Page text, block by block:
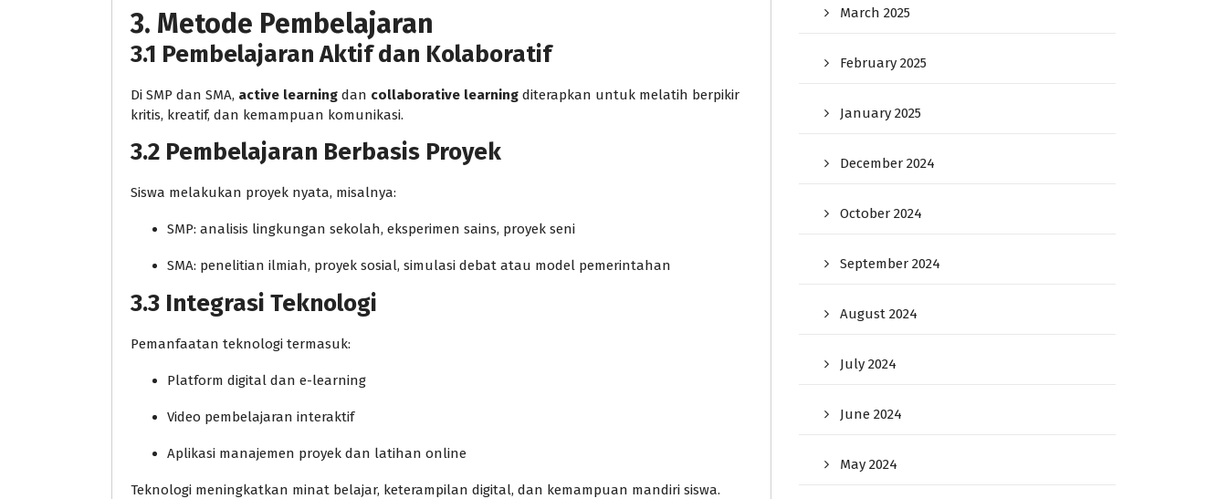
3. Metode Pembelajaran
3.1 Pembelajaran Aktif dan Kolaboratif
Di SMP dan SMA, active learning dan collaborative learning diterapkan untuk melatih berpikir
kritis, kreatif, dan kemampuan komunikasi.
3.2 Pembelajaran Berbasis Proyek
Siswa melakukan proyek nyata, misalnya:
SMP: analisis lingkungan sekolah, eksperimen sains, proyek seni
SMA: penelitian ilmiah, proyek sosial, simulasi debat atau model pemerintahan
3.3 Integrasi Teknologi
Pemanfaatan teknologi termasuk:
Platform digital dan e-learning
Video pembelajaran interaktif
Aplikasi manajemen proyek dan latihan online
Teknologi meningkatkan minat belajar, keterampilan digital, dan kemampuan mandiri siswa.
March 2025
February 2025
January 2025
December 2024
October 2024
September 2024
August 2024
July 2024
June 2024
May 2024